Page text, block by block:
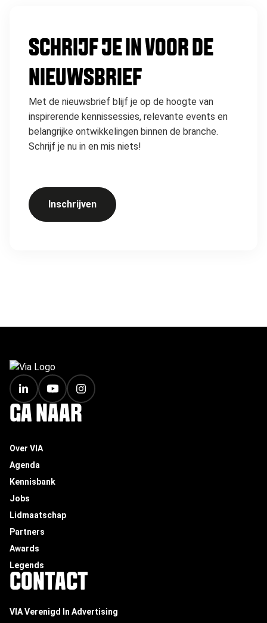
SCHRIJF JE IN VOOR DE
NIEUWSBRIEF
Met de nieuwsbrief blijf je op de hoogte van
inspirerende kennissessies, relevante events en
belangrijke ontwikkelingen binnen de branche.
Schrijf je nu in en mis niets!
Inschrijven
FOOTER
GA NAAR
Over VIA
Agenda
Kennisbank
Jobs
Lidmaatschap
Partners
Awards
Legends
CONTACT
VIA Verenigd In Advertising